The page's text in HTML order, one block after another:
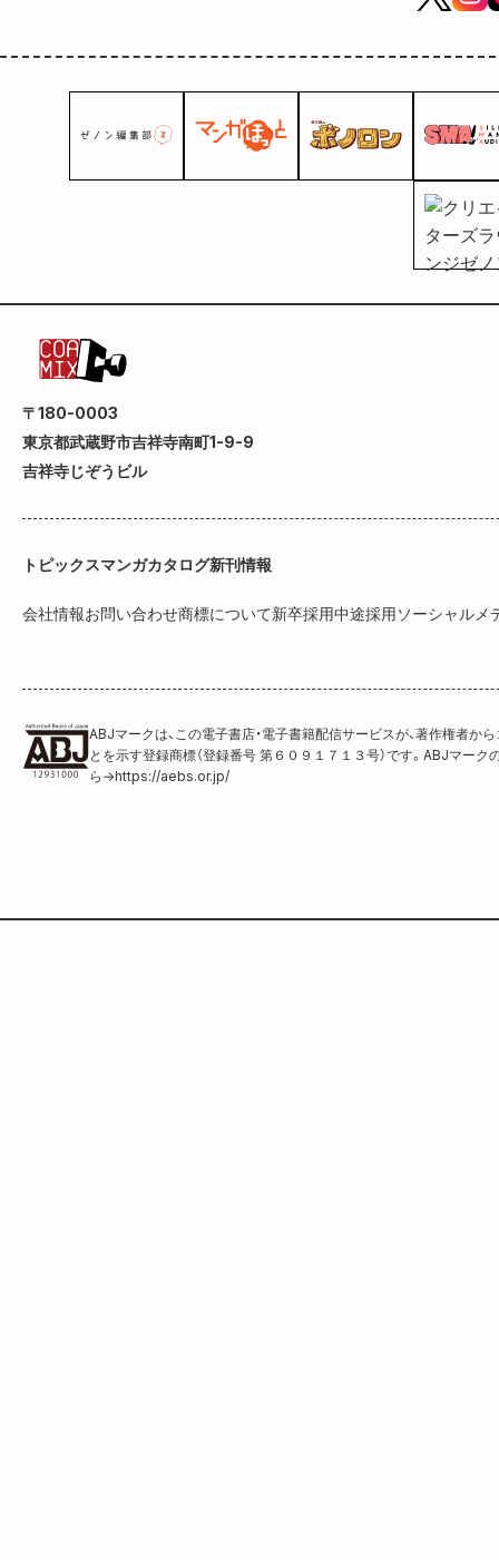
〒180-0003
東京都武蔵野市吉祥寺南町1-9-9
吉祥寺じぞうビル
トピックスマンガカタログ新刊情報
会社情報お問い合わせ商標について新卒採用中途採用ソーシャルメ
ABJマークは、この電子書店・電子書籍配信サービスが、著作権者
とを示す登録商標（登録番号 第６０９１７１３号）です。ABJマー
ら →https://aebs.or.jp/